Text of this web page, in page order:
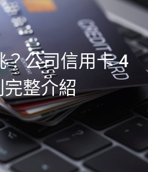
公司信用卡 4
整介紹